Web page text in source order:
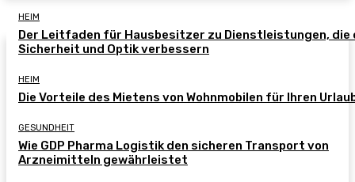
HEIM
Der Leitfaden für Hausbesitzer zu Dienstleistungen, die
Sicherheit und Optik verbessern
HEIM
Die Vorteile des Mietens von Wohnmobilen für Ihren
GESUNDHEIT
Wie GDP Pharma Logistik den sicheren Transport von
Arzneimitteln gewährleistet